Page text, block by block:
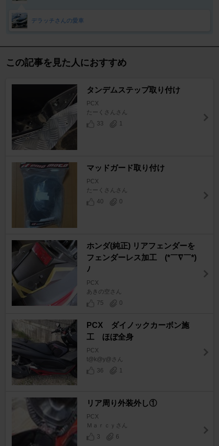
デラッチさんの愛車
この記事を見た人におすすめ
タンデムステップ取り付け
PCX
たーくさんさん
33
1
マッドガード取り付け
PCX
たーくさんさん
40
0
ホンダ(純正) リアフェンダーを
フェンダーレス加工 (*￣∇￣*)
ﾉ
PCX
あきの空さん
75
0
PCX ダイノックカーボン施
工 ほぼ全身
PCX
t@k@y@さん
36
1
リア周り外装外し①
PCX
Ｍａｒｃｙさん
3
6